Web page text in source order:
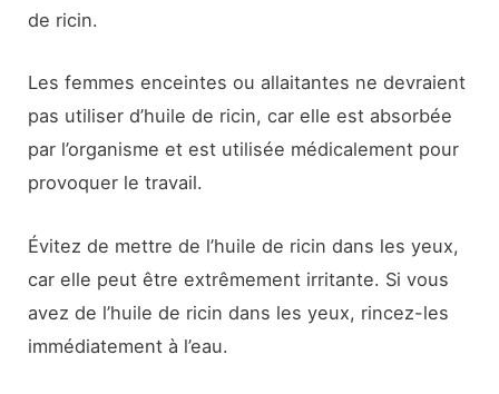
de ricin.
Les femmes enceintes ou allaitantes ne devraient
pas utiliser d’huile de ricin, car elle est absorbée
par l’organisme et est utilisée médicalement pour
provoquer le travail.
Évitez de mettre de l’huile de ricin dans les yeux,
car elle peut être extrêmement irritante. Si vous
avez de l’huile de ricin dans les yeux, rincez-les
immédiatement à l’eau.